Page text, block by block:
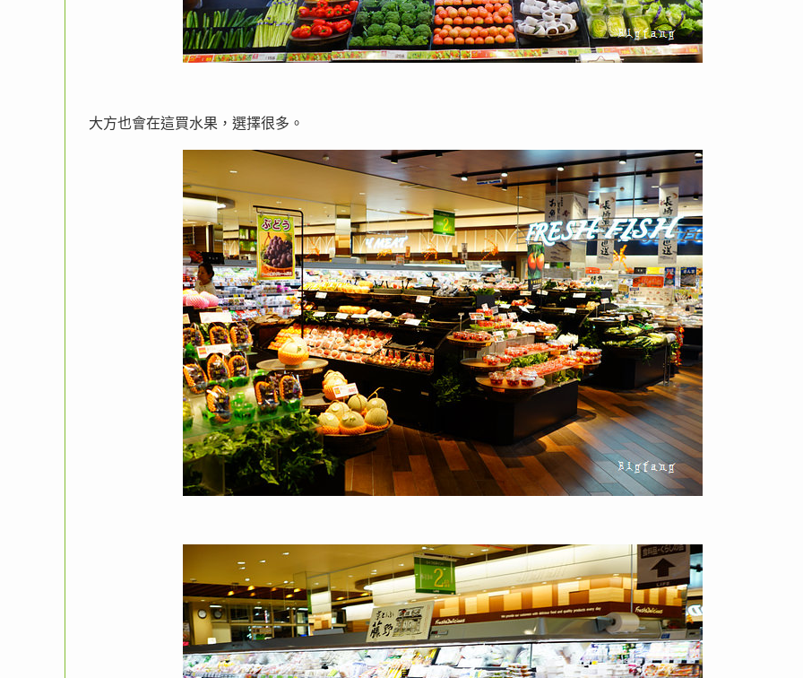
大方也會在這買水果，選擇很多。